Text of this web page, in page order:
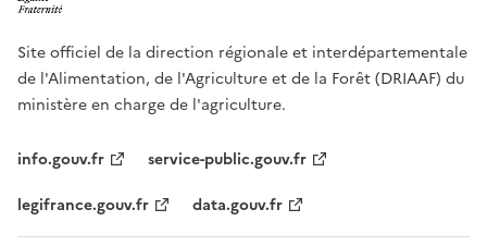
Site officiel de la direction régionale et interdépartementale
de l'Alimentation, de l'Agriculture et de la Forêt (DRIAAF) du
ministère en charge de l'agriculture.
info.gouv.fr
service-public.gouv.fr
legifrance.gouv.fr
data.gouv.fr